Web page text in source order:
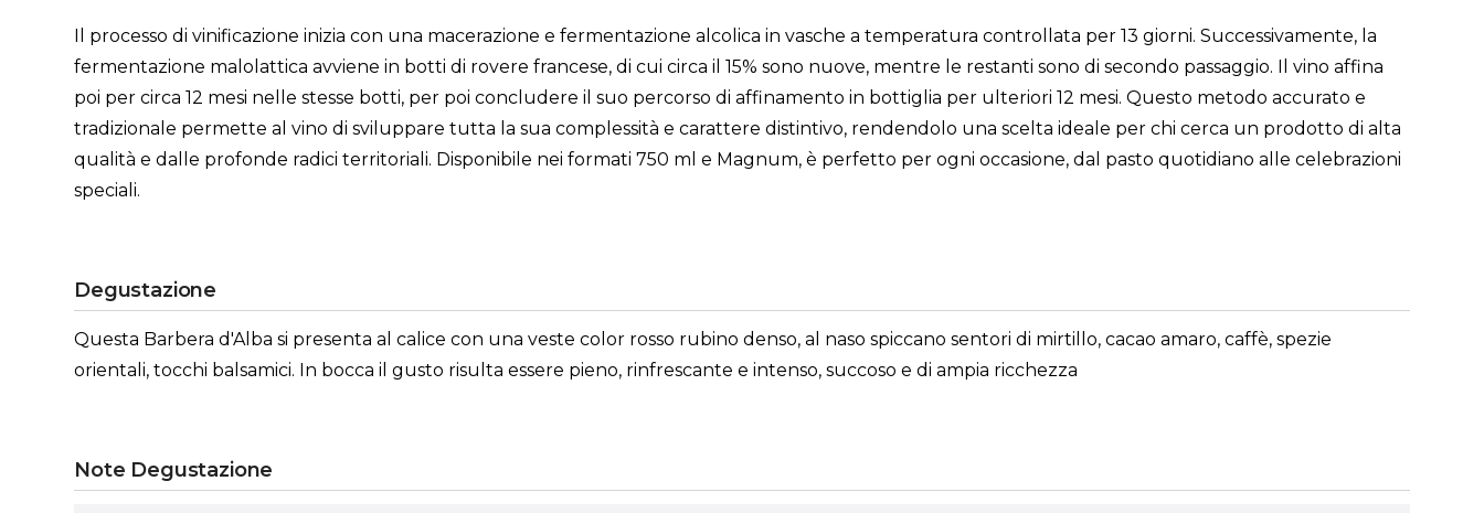
Il processo di vinificazione inizia con una macerazione e fermentazione alcolica in vasche a temperatura controllata per 13 giorni. Successivamente, la
fermentazione malolattica avviene in botti di rovere francese, di cui circa il 15% sono nuove, mentre le restanti sono di secondo passaggio. Il vino affina
poi per circa 12 mesi nelle stesse botti, per poi concludere il suo percorso di affinamento in bottiglia per ulteriori 12 mesi. Questo metodo accurato e
tradizionale permette al vino di sviluppare tutta la sua complessità e carattere distintivo, rendendolo una scelta ideale per chi cerca un prodotto di alta
qualità e dalle profonde radici territoriali. Disponibile nei formati 750 ml e Magnum, è perfetto per ogni occasione, dal pasto quotidiano alle celebrazioni
speciali.
Degustazione
Questa Barbera d'Alba si presenta al calice con una veste color rosso rubino denso, al naso spiccano sentori di mirtillo, cacao amaro, caffè, spezie
orientali, tocchi balsamici. In bocca il gusto risulta essere pieno, rinfrescante e intenso, succoso e di ampia ricchezza
Note Degustazione